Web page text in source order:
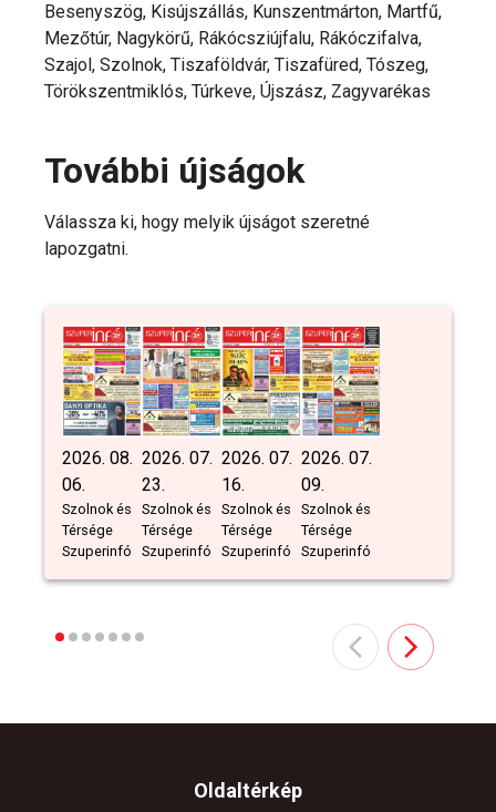
Besenyszög, Kisújszállás, Kunszentmárton, Martfű,
Mezőtúr, Nagykörű, Rákócsziújfalu, Rákóczifalva,
Szajol, Szolnok, Tiszaföldvár, Tiszafüred, Tószeg,
Törökszentmiklós, Túrkeve, Újszász, Zagyvarékas
További újságok
Válassza ki, hogy melyik újságot szeretné
lapozgatni.
2026. 08.
06.
Szolnok és
Térsége
Szuperinfó
2026. 07.
23.
Szolnok és
Térsége
Szuperinfó
2026. 07.
16.
Szolnok és
Térsége
Szuperinfó
2026. 07.
09.
Szolnok és
Térsége
Szuperinfó
Oldaltérkép